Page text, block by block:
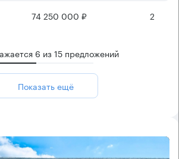
74 250 000 ₽ 2
6 из15предложений
Показать ещё